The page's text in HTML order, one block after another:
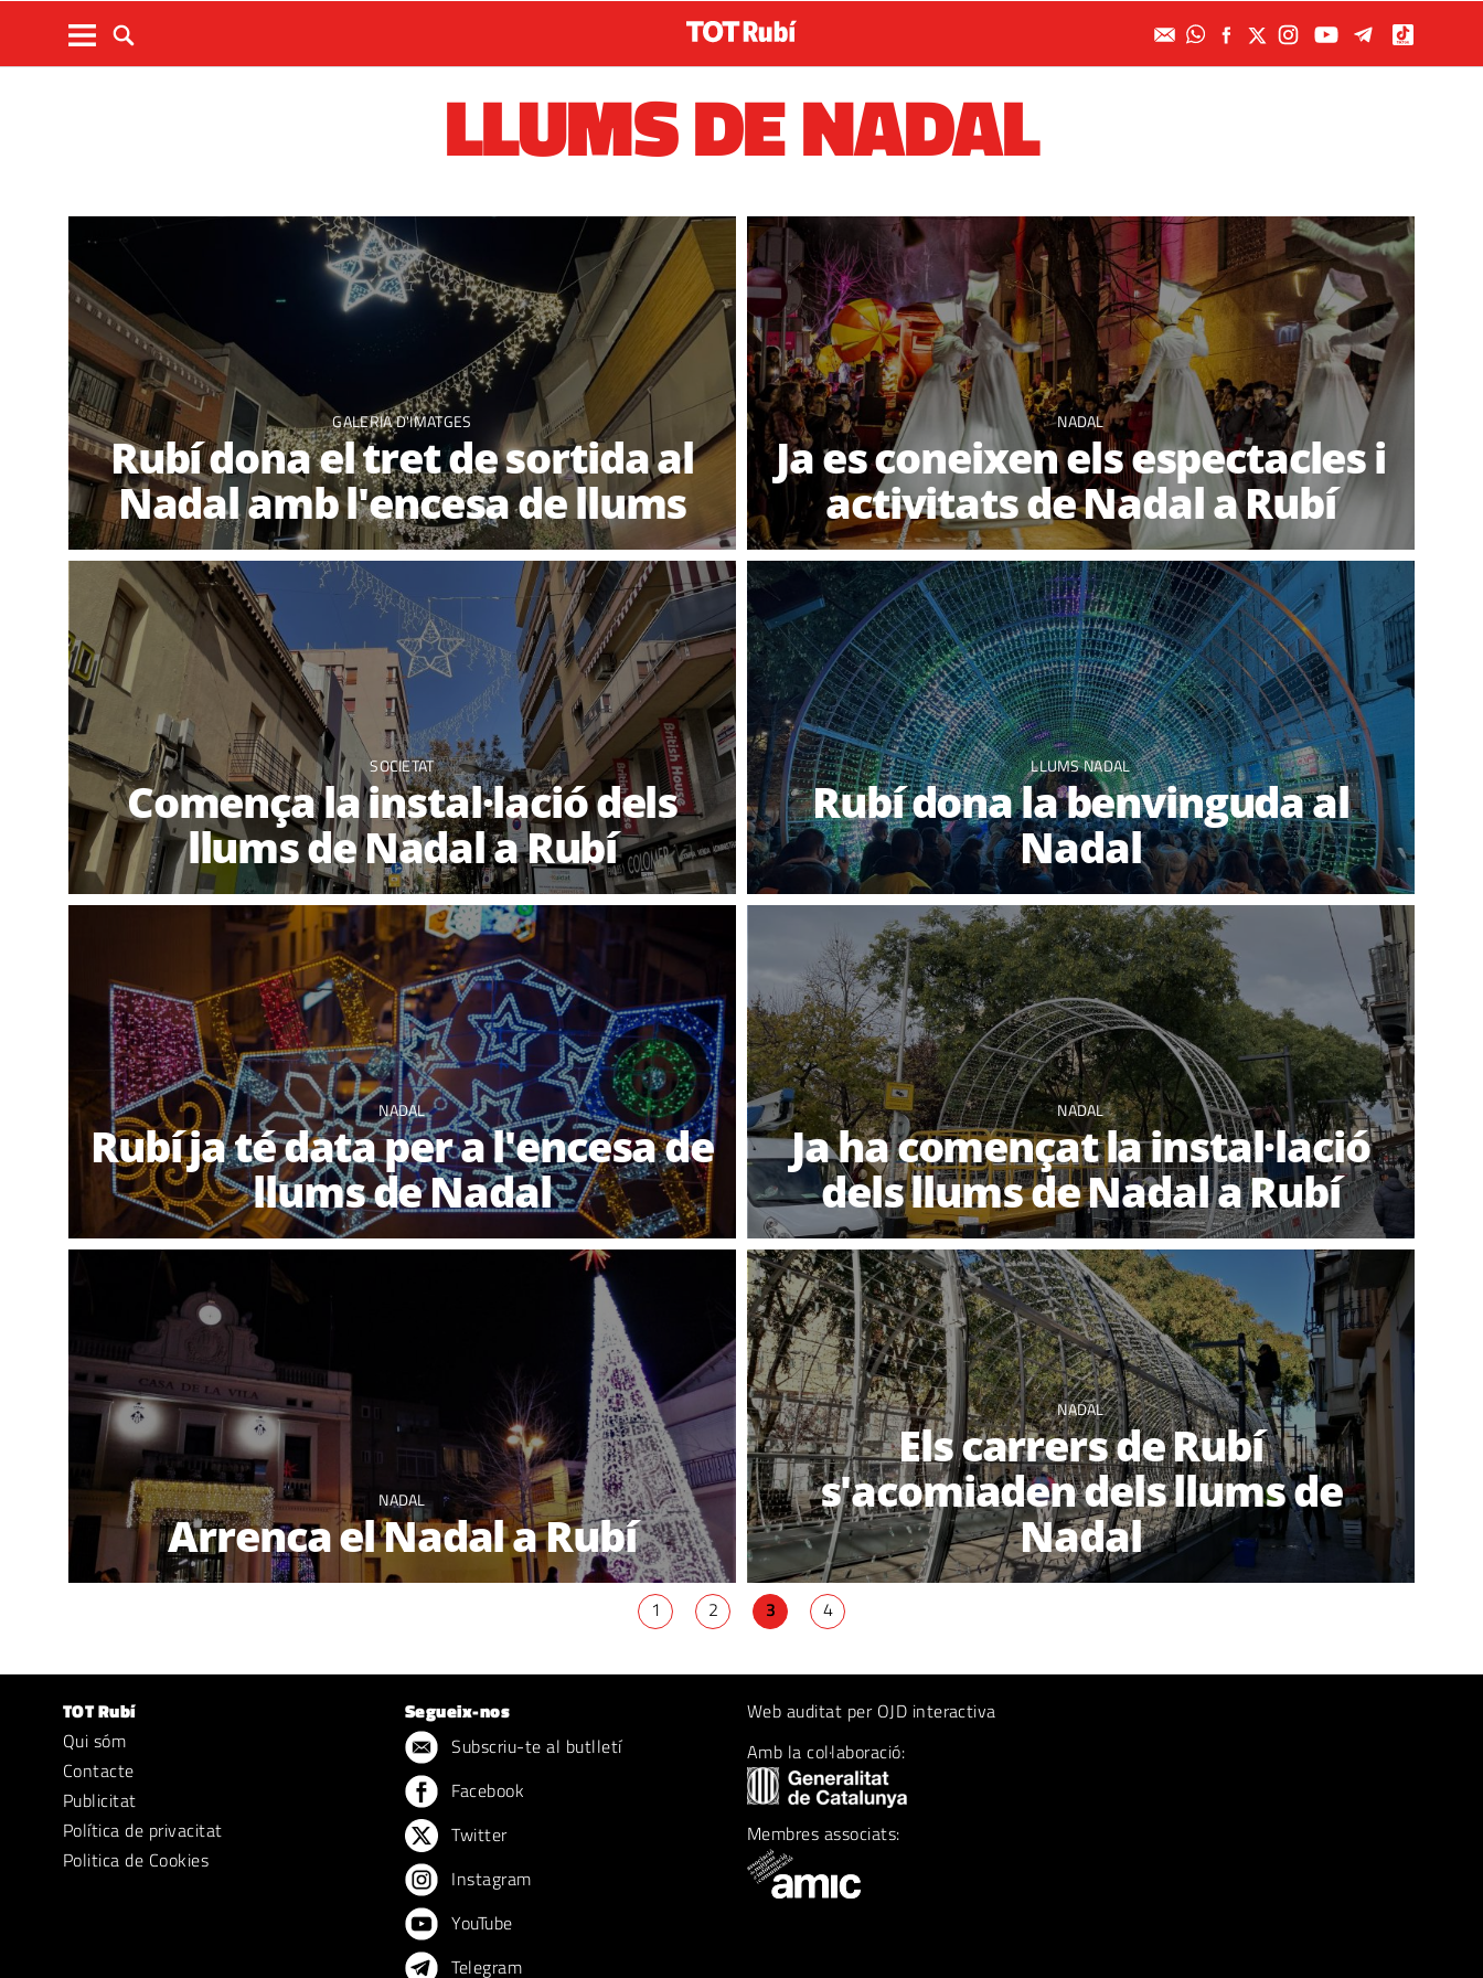
LLUMS DE NADAL
GALERIA D'IMATGES
Rubí dona el tret de sortida al
Nadal amb l'encesa de llums
NADAL
Ja es coneixen els espectacles i
activitats de Nadal a Rubí
SOCIETAT
Comença la instal·lació dels
llums de Nadal a Rubí
LLUMS NADAL
Rubí dona la benvinguda al
Nadal
NADAL
Rubí ja té data per a l'encesa de
llums de Nadal
NADAL
Ja ha començat la instal·lació
dels llums de Nadal a Rubí
NADAL
Arrenca el Nadal a Rubí
NADAL
Els carrers de Rubí
s'acomiaden dels llums de
Nadal
1 2 3 4
TOT Rubí
Qui sóm
Contacte
Publicitat
Política de privacitat
Politica de Cookies
Segueix-nos
Subscriu-te al butlletí
Facebook
Twitter
Instagram
YouTube
Telegram
Web auditat per OJD interactiva
Amb la col·laboració:
Membres associats: